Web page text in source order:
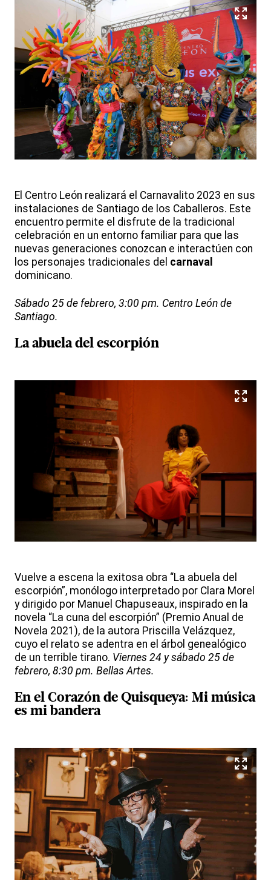
El Centro León realizará el Carnavalito 2023 en sus
instalaciones de Santiago de los Caballeros. Este
encuentro permite el disfrute de la tradicional
celebración en un entorno familiar para que las
nuevas generaciones conozcan e interactúen con
los personajes tradicionales del carnaval
dominicano.
Sábado 25 de febrero, 3:00 pm. Centro León de
Santiago.
La abuela del escorpión
Vuelve a escena la exitosa obra “La abuela del
escorpión”, monólogo interpretado por Clara Morel
y dirigido por Manuel Chapuseaux, inspirado en la
novela “La cuna del escorpión” (Premio Anual de
Novela 2021), de la autora Priscilla Velázquez,
cuyo el relato se adentra en el árbol genealógico
de un terrible tirano. Viernes 24 y sábado 25 de
febrero, 8:30 pm. Bellas Artes.
En el Corazón de Quisqueya: Mi música
es mi bandera